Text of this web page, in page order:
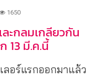
1650
ะกลมเกลียวกัน
13 มี.ค.นี้
ลอร์แรกออกมาแล้ว